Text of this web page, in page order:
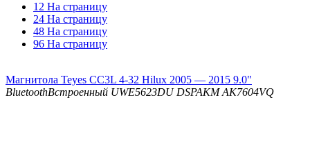
12 На страницу
24 На страницу
48 На страницу
96 На страницу
Магнитола Teyes CC3L 4-32 Hilux 2005 — 2015 9.0"
BluetoothВстроенный UWE5623DU DSPAKM AK7604VQ